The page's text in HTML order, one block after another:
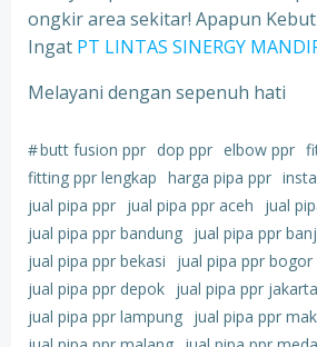
ongkir area sekitar! Apapun
Ingat PT LINTAS SINERGY
Melayani dengan sepenuh hati
#butt fusion ppr dop ppr elbow ppr
fitting ppr lengkap harga pipa ppr
jual pipa ppr jual pipa ppr aceh
jual
jual pipa ppr bandung jual pipa ppr
jual pipa ppr bekasi
jual pipa ppr bogor
jual pipa ppr depok jual pipa ppr jakarta
jual pipa ppr lampung jual pipa ppr